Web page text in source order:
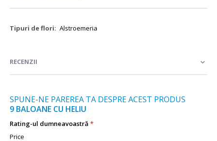
Mai
Alstroemeria
RECENZII
SPUNE-NE PAREREA TA DESPRE ACEST PRODUS
9 BALOANE CU HELIU
Rating-ul dumneavoastră
Price